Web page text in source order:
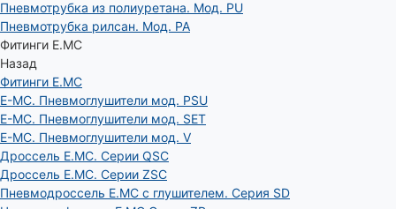
Пневмотрубка из полиуретана. Мод. РU
Пневмотрубка рилсан. Мод. PA
Фитинги E.MC
Назад
Фитинги E.MC
E-MC. Пневмоглушители мод. PSU
E-MC. Пневмоглушители мод. SET
E-MC. Пневмоглушители мод. V
Дроссель E.MC. Серии QSC
Дроссель E.MC. Серии ZSC
Пневмодроссель E.MC с глушителем. Серия SD